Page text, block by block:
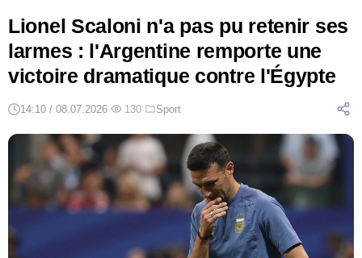
Lionel Scaloni n'a pas pu retenir ses
larmes : l'Argentine remporte une
victoire dramatique contre l'Égypte
14:10 / 08.07.2026· 130· Sport